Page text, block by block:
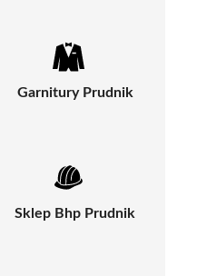
Garnitury Prudnik
Sklep Bhp Prudnik